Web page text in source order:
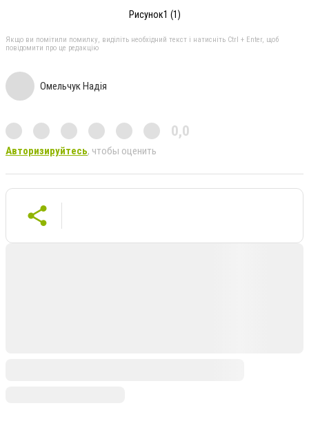
Рисунок1 (1)
Якщо ви помітили помилку, виділіть необхідний текст і натисніть Ctrl + Enter, щоб
повідомити про це редакцію
Омельчук Надія
0,0
Авторизируйтесь, чтобы оценить